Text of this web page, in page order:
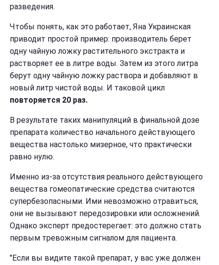
разведения.
Чтобы понять, как это работает, Яна Украинская
приводит простой пример: производитель берет
одну чайную ложку растительного экстракта и
растворяет ее в литре воды. Затем из этого литра
берут одну чайную ложку раствора и добавляют в
новый литр чистой воды. И таковой цикл
повторяется 20 раз.
В результате таких манипуляций в финальной дозе
препарата количество начального действующего
вещества настолько мизерное, что практически
равно нулю.
Именно из-за отсутствия реального действующего
вещества гомеопатические средства считаются
супербезопасными. Ими невозможно отравиться,
они не вызывают передозировки или осложнений.
Однако эксперт предостерегает: это должно стать
первым тревожным сигналом для пациента.
"Если вы видите такой препарат, у вас уже должен